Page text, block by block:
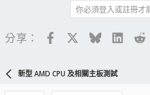
你必須登入或註冊才
分享： FacebookBluesky
新型 AMD CPU 及相關主板測試